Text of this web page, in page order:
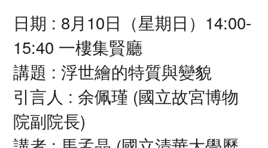
日期 : 8月10日（星期日）14:00-
15:40 一樓集賢廳
講題 : 浮世繪的特質與變貌
引言人 : 余佩瑾 (國立故宮博物
院副院長)